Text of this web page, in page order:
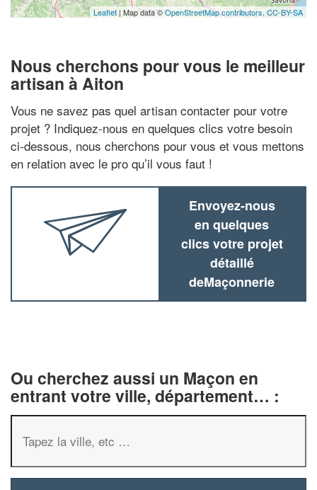
Leaflet | Map data ©OpenStreetMap contributors, CC-BY-SA
Nous cherchons pour vous le meilleur
artisan à Aiton
Vous ne savez pas quel artisan contacter pour votre
projet ? Indiquez-nous en quelques clics votre besoin
ci-dessous, nous cherchons pour vous et vous mettons
en relation avec le pro qu’il vous faut !
Envoyez-nous
en quelques
clics votre projet
détaillé
deMaçonnerie
Ou cherchez aussi un Maçon en
entrant votre ville, département… :